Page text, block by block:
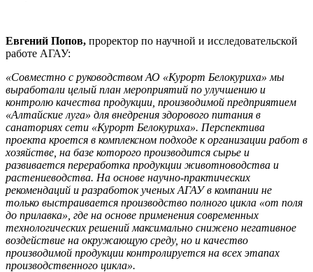
Евгений Попов, проректор по научной и исследовательской
работе АГАУ:
«Совместно с руководством АО «Курорт Белокуриха» мы
выработали целый план мероприятий по улучшению и
контролю качества продукции, производимой предприятием
«Алтайские луга» для внедрения здорового питания в
санаториях сети «Курорт Белокуриха». Перспектива
проекта кроется в комплексном подходе к организации работ в
хозяйстве, на базе которого производится сырье и
развивается переработка продукции животноводства и
растениеводства. На основе научно-практических
рекомендаций и разработок ученых АГАУ в компании не
только выстраивается производство полного цикла «от поля
до прилавка», где на основе применения современных
технологических решений максимально снижено негативное
воздействие на окружающую среду, но и качество
производимой продукции контролируется на всех этапах
производственного цикла».